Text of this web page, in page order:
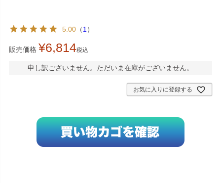
5.00 （1 ）
販売価格 ¥6,814税込
申し訳ございません。ただいま在庫がございません。
お気に入りに登録する